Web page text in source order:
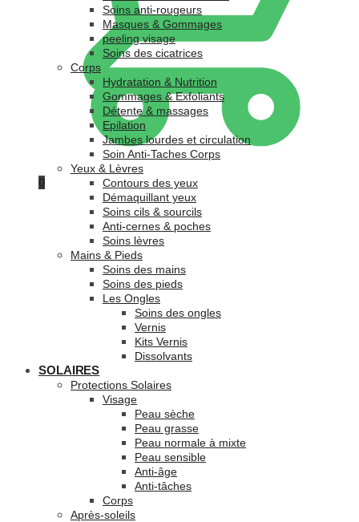
0
Soins anti-rougeurs
Masques & Gommages
peeling visage
Soins des cicatrices
Corps
Hydratation & Nutrition
Gommages & Exfoliants
Détente & massages
Epilation
Jambes lourdes et circulation
Soin Anti-Taches Corps
Yeux & Lèvres
Contours des yeux
Démaquillant yeux
Soins cils & sourcils
Anti-cernes & poches
Soins lèvres
Mains & Pieds
Soins des mains
Soins des pieds
Les Ongles
Soins des ongles
Vernis
Kits Vernis
Dissolvants
SOLAIRES
Protections Solaires
Visage
Peau sèche
Peau grasse
Peau normale à mixte
Peau sensible
Anti-âge
Anti-tâches
Corps
Après-soleils